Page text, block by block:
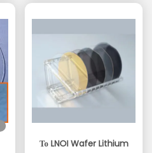
Το LNOI Wafer Lithium